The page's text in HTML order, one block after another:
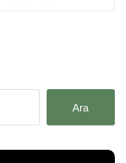
Ara